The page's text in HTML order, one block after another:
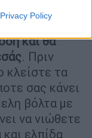
Privacy Policy
και θα
. Πριν
κλείστε τα
σας κάνει
βόλτα με
να νιώθετε
ελπίδα